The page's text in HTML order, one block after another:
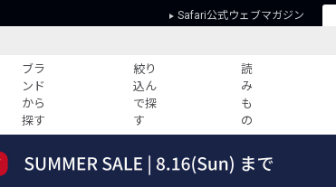
Safari公式ウェブマガジン
ブラ
ンド
から
探す
絞り
込ん
で探
す
読
み
も
の
すべての記事